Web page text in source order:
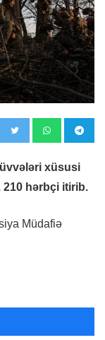
xüsusi
210 hərbçi itirib.
Müdafiə